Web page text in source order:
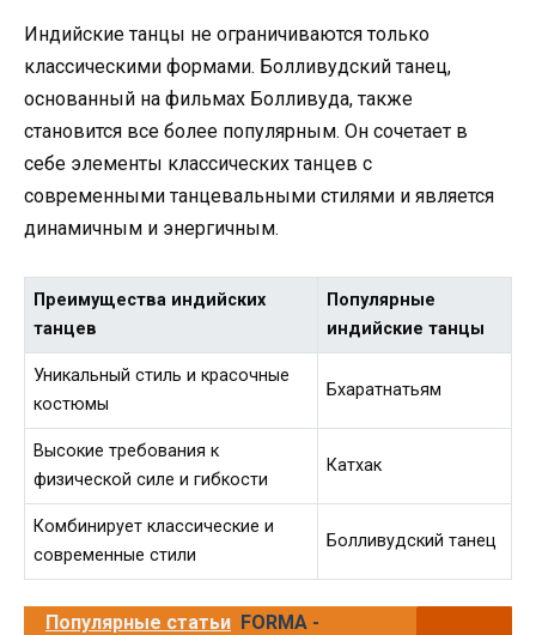
Индийские танцы не ограничиваются только
классическими формами. Болливудский танец,
основанный на фильмах Болливуда, также
становится все более популярным. Он сочетает в
себе элементы классических танцев с
современными танцевальными стилями и является
динамичным и энергичным.
Преимущества индийских
танцев
Популярные
индийские танцы
Уникальный стиль и красочные
костюмы
Бхаратнатьям
Высокие требования к
физической силе и гибкости
Катхак
Комбинирует классические и
современные стили
Болливудский танец
Популярные статьи FORMA -